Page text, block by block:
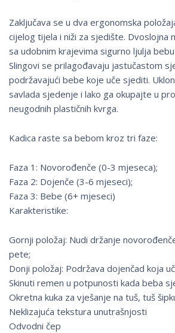
Zaključava se u dva ergonomska
cijelog tijela i niži za sjedište. Dvoslojna
sa udobnim krajevima sigurno ljulja
Slingovi se prilagođavaju jastučastom
podržavajući bebe koje uče sjediti.
savlada sjedenje i lako ga okupajte u
neugodnih plastičnih kvrga.
Kadica raste sa bebom kroz tri faze:
Faza 1: Novorođenče (0-3 mjeseca);
Faza 2: Dojenče (3-6 mjeseci);
Faza 3: Bebe (6+ mjeseci)
Karakteristike:
Gornji položaj: Nudi držanje
pete;
Donji položaj: Podržava dojenčad koja
Skinuti remen u potpunosti kada beba
Okretna kuka za vješanje na tuš, tuš
Neklizajuća tekstura unutrašnjosti
Odvodni čep